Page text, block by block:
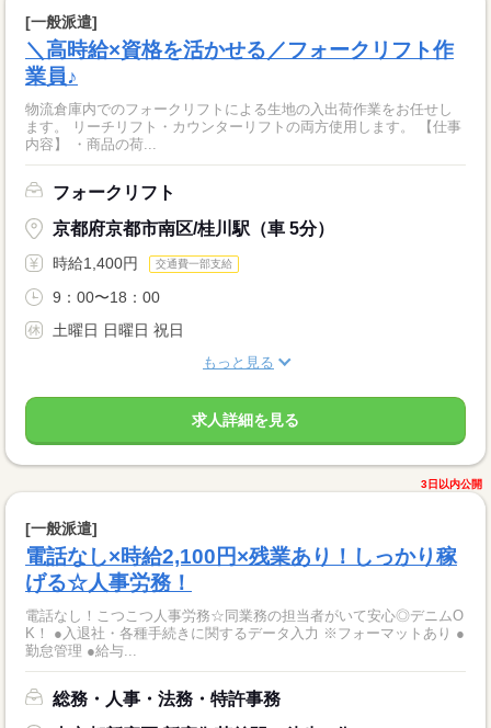
[一般派遣]
＼高時給×資格を活かせる／フォークリフト作
業員♪
物流倉庫内でのフォークリフトによる生地の入出荷作業をお任せし
ます。 リーチリフト・カウンターリフトの両方使用します。 【仕事
内容】 ・商品の荷...
フォークリフト
京都府京都市南区/桂川駅（車 5分）
時給1,400円 交通費一部支給
9：00〜18：00
土曜日 日曜日 祝日
もっと見る
求人詳細を見る
3日以内公開
[一般派遣]
電話なし×時給2,100円×残業あり！しっかり稼
げる☆人事労務！
電話なし！こつこつ人事労務☆同業務の担当者がいて安心◎デニムO
K！ ●入退社・各種手続きに関するデータ入力 ※フォーマットあり ●
勤怠管理 ●給与...
総務・人事・法務・特許事務